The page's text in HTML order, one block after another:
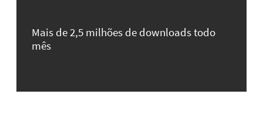
Mais de 2,5 milhões de downloads todo
mês